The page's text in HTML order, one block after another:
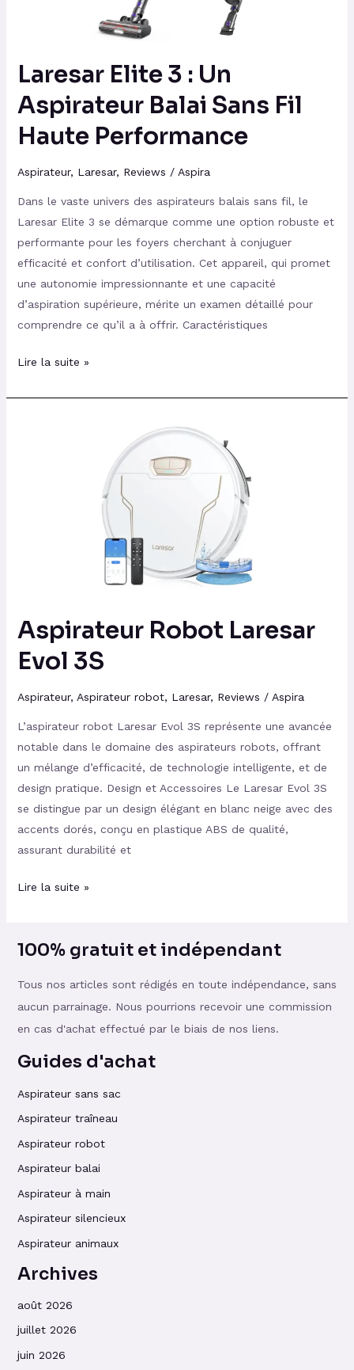
Laresar Elite 3 : Un
Aspirateur Balai Sans Fil
Haute Performance
Aspirateur, Laresar, Reviews / Aspira
Dans le vaste univers des aspirateurs balais sans fil, le
Laresar Elite 3 se démarque comme une option robuste et
performante pour les foyers cherchant à conjuguer
efficacité et confort d’utilisation. Cet appareil, qui promet
une autonomie impressionnante et une capacité
d’aspiration supérieure, mérite un examen détaillé pour
comprendre ce qu’il a à offrir. Caractéristiques
Performance
Lire la suite »
Aspirateur Robot Laresar
Evol 3S
Aspirateur, Aspirateur robot, Laresar, Reviews / Aspira
L’aspirateur robot Laresar Evol 3S représente une avancée
notable dans le domaine des aspirateurs robots, offrant
un mélange d’efficacité, de technologie intelligente, et de
design pratique. Design et Accessoires Le Laresar Evol 3S
se distingue par un design élégant en blanc neige avec des
accents dorés, conçu en plastique ABS de qualité,
assurant durabilité et
Lire la suite »
100% gratuit et indépendant
Tous nos articles sont rédigés en toute indépendance, sans
aucun parrainage. Nous pourrions recevoir une commission
en cas d'achat effectué par le biais de nos liens.
Guides d'achat
Aspirateur sans sac
Aspirateur traîneau
Aspirateur robot
Aspirateur balai
Aspirateur à main
Aspirateur silencieux
Aspirateur animaux
Archives
août 2026
juillet 2026
juin 2026